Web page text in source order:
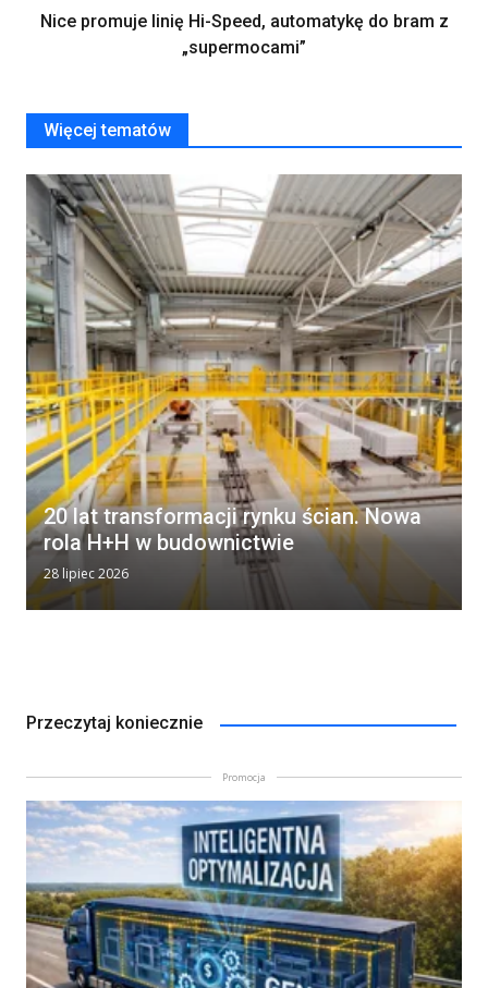
Nice promuje linię Hi-Speed, automatykę do bram z
„supermocami”
Więcej tematów
20 lat transformacji rynku ścian. Nowa
rola H+H w budownictwie
28 lipiec 2026
Przeczytaj koniecznie
Promocja